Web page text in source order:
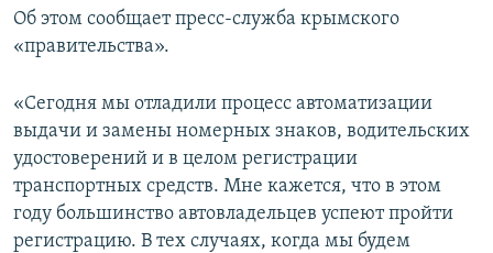
ПОБЕДИТЕЛЕЙ НЕ СУДЯТ?
КРЫМ.НЕПОКОРЕННЫЙ
УКРАИНСКАЯ ПРОБЛЕМА КРЫМА
ПРИСОЕДИНЯЙТЕСЬ!
Все сайты RFE/RL
Об этом сообщает пресс-служба крымского
«правительства».
«Сегодня мы отладили процесс автоматизации
выдачи и замены номерных знаков, водительских
удостоверений и в целом регистрации
транспортных средств. Мне кажется, что в этом
году большинство автовладельцев успеют пройти
регистрацию. В тех случаях, когда мы будем